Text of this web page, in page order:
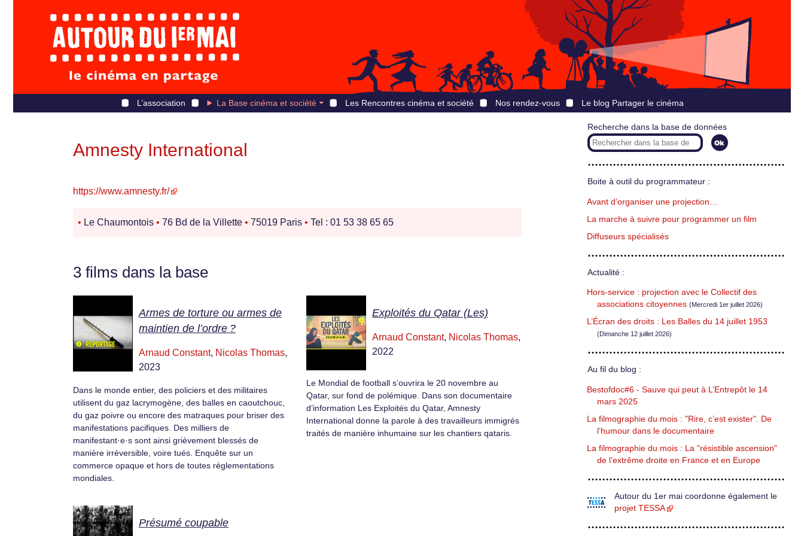
L’association La Base cinéma et société Les Rencontres cinéma et société Nos rendez-vous Le blog Partager le cinéma
Amnesty International
https://www.amnesty.fr/
• Le Chaumontois • 76 Bd de la Villette • 75019 Paris • Tel : 01 53 38 65 65
3 films dans la base
Armes de torture ou armes de
maintien de l’ordre ?
Arnaud Constant, Nicolas Thomas,
2023
Dans le monde entier, des policiers et des militaires
utilisent du gaz lacrymogène, des balles en caoutchouc,
du gaz poivre ou encore des matraques pour briser des
manifestations pacifiques. Des milliers de
manifestant·e·s sont ainsi grièvement blessés de
manière irréversible, voire tués. Enquête sur un
commerce opaque et hors de toutes réglementations
mondiales.
Exploités du Qatar (Les)
Arnaud Constant, Nicolas Thomas,
2022
Le Mondial de football s’ouvrira le 20 novembre au
Qatar, sur fond de polémique. Dans son documentaire
d’information Les Exploités du Qatar, Amnesty
International donne la parole à des travailleurs immigrés
traités de manière inhumaine sur les chantiers qataris.
Présumé coupable
Recherche dans la base de données
Boite à outil du programmateur :
Avant d’organiser une projection…
La marche à suivre pour programmer un film
Diffuseurs spécialisés
Actualité :
Hors-service : projection avec le Collectif des
associations citoyennes (Mercredi 1er juillet 2026)
L’Écran des droits : Les Balles du 14 juillet 1953
(Dimanche 12 juillet 2026)
Au fil du blog :
Bestofdoc#6 - Sauve qui peut à L’Entrepôt le 14
mars 2025
La filmographie du mois : "Rire, c’est exister". De
l’humour dans le documentaire
La filmographie du mois : La "résistible ascension"
de l’extrême droite en France et en Europe
Autour du 1er mai coordonne également le
projet TESSA